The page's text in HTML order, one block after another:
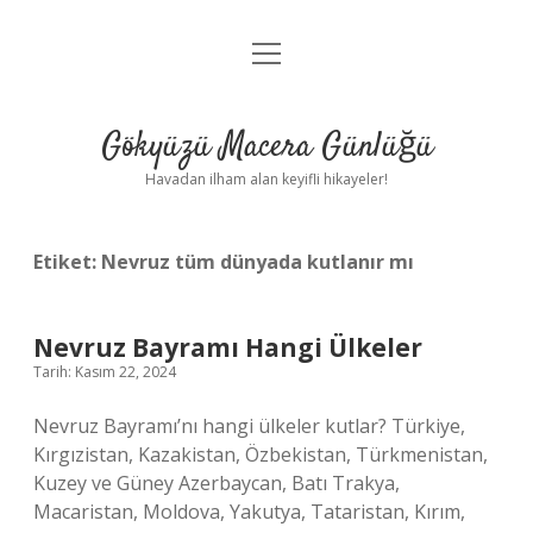
Anasayfa
Yasal Uyarı
menüyü
Gökyüzü Macera Günlüğü
Havadan ilham alan keyifli hikayeler!
Etiket: Nevruz tüm dünyada kutlanır mı
Nevruz Bayramı Hangi Ülkeler
Tarih: Kasım 22, 2024
Nevruz Bayramı’nı hangi ülkeler kutlar? Türkiye,
Kırgızistan, Kazakistan, Özbekistan, Türkmenistan,
Kuzey ve Güney Azerbaycan, Batı Trakya,
Macaristan, Moldova, Yakutya, Tataristan, Kırım,